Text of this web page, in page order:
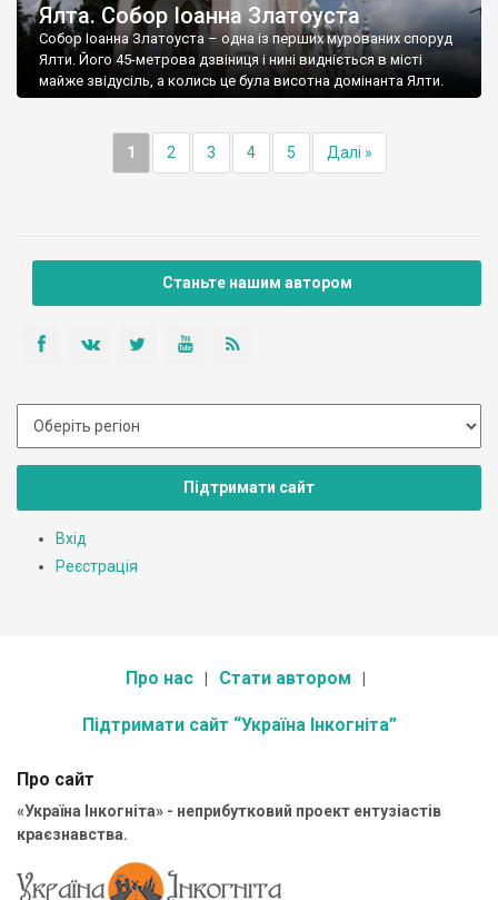
Ялта. Собор Іоанна Златоуста
Собор Іоанна Златоуста – одна із перших мурованих споруд
Ялти. Його 45-метрова дзвіниця і нині видніється в місті
майже звідусіль, а колись це була висотна домінанта Ялти.
1 2 3 4 5 Далі »
Станьте нашим автором
Підтримати сайт
Вхід
Реєстрація
Про нас Стати автором
Підтримати сайт “Україна Інкогніта”
Про сайт
«Україна Інкогніта» - неприбутковий проект ентузіастів
краєзнавства.